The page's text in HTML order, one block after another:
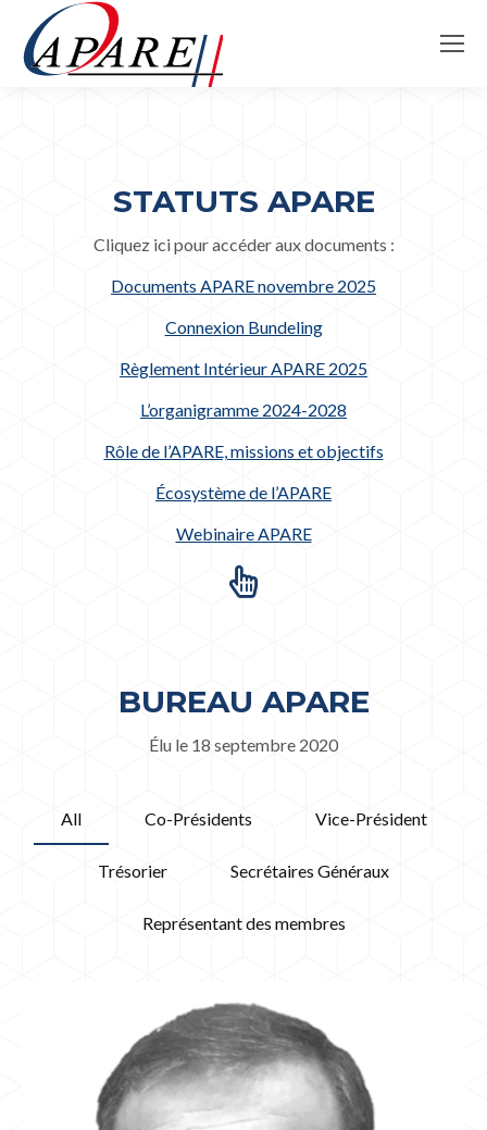
STATUTS APARE
Cliquez ici pour accéder aux documents :
Documents APARE novembre 2025
Connexion Bundeling
Règlement Intérieur APARE 2025
L’organigramme 2024-2028
Rôle de l’APARE, missions et objectifs
Écosystème de l’APARE
Webinaire APARE
BUREAU APARE
Élu le 18 septembre 2020
All Co-Présidents Vice-Président
Trésorier Secrétaires Généraux
Représentant des membres